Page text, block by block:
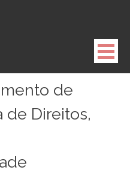
de
de Direitos,